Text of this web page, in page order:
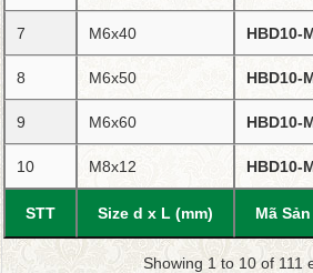
7 M6x40 HBD10-
8 M6x50 HBD10-
9 M6x60 HBD10-
10 M8x12 HBD10-
STT Size d x L (mm) Mã
Showing 1 to 10 of 111